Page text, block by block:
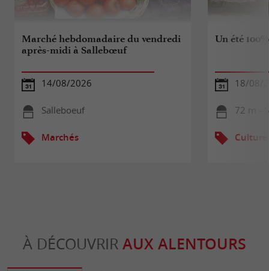
Marché hebdomadaire du vendredi
après-midi à Sallebœuf
14/08/2026
Salleboeuf
Marchés
Un été
18/08/
72 m -
Culture
À DÉCOUVRIR AUX ALENTOURS